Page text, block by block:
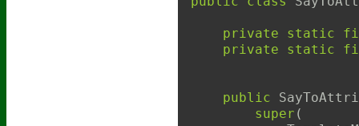
private static
private
static
public
super (